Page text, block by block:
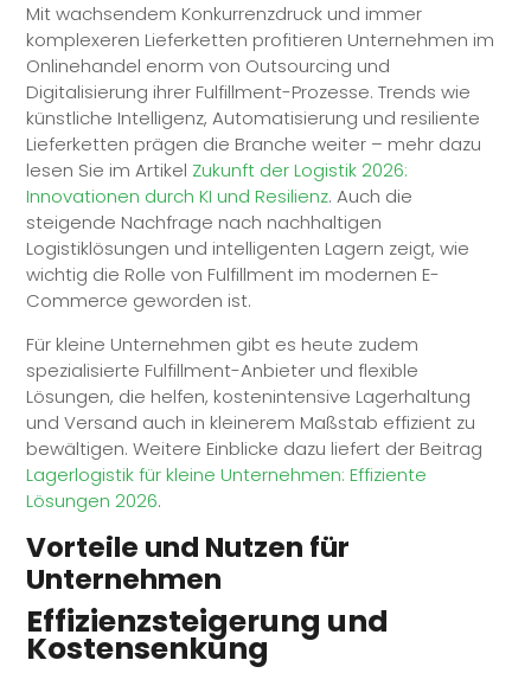
Mit wachsendem Konkurrenzdruck und immer
komplexeren Lieferketten profitieren Unternehmen im
Onlinehandel enorm von Outsourcing und
Digitalisierung ihrer Fulfillment-Prozesse. Trends wie
künstliche Intelligenz, Automatisierung und resiliente
Lieferketten prägen die Branche weiter – mehr dazu
lesen Sie im Artikel Zukunft der Logistik 2026:
Innovationen durch KI und Resilienz. Auch die
steigende Nachfrage nach nachhaltigen
Logistiklösungen und intelligenten Lagern zeigt, wie
wichtig die Rolle von Fulfillment im modernen E-
Commerce geworden ist.
Für kleine Unternehmen gibt es heute zudem
spezialisierte Fulfillment-Anbieter und flexible
Lösungen, die helfen, kostenintensive Lagerhaltung
und Versand auch in kleinerem Maßstab effizient zu
bewältigen. Weitere Einblicke dazu liefert der Beitrag
Lagerlogistik für kleine Unternehmen: Effiziente
Lösungen 2026.
Vorteile und Nutzen für
Unternehmen
Effizienzsteigerung und
Kostensenkung